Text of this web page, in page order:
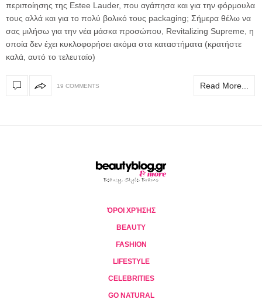
περιποίησης της Estee Lauder, που αγάπησα και για την φόρμουλα
τους αλλά και για το πολύ βολικό τους packaging; Σήμερα θέλω να
σας μιλήσω για την νέα μάσκα προσώπου, Revitalizing Supreme, η
οποία δεν έχει κυκλοφορήσει ακόμα στα καταστήματα (κρατήστε
καλά, αυτό το τελευταίο)
19 COMMENTS Read More...
ΌΡΟΙ ΧΡΉΣΗΣ
BEAUTY
FASHION
LIFESTYLE
CELEBRITIES
GO NATURAL